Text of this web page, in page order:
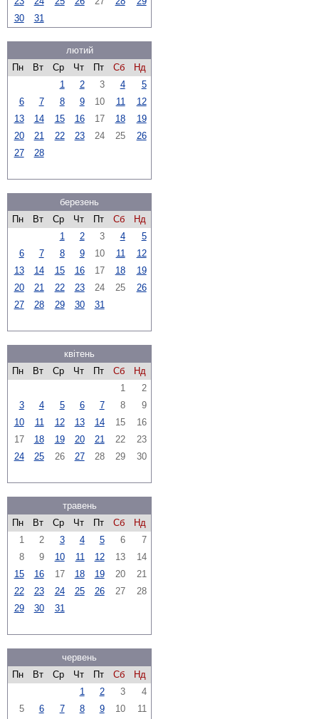
30
31
лютий
Пн
Вт Ср Чт Пт Сб
Нд
1
2 3 4
5
6
7 8 9 10 11
12
13
14 15 16 17 18
19
20
21 22 23 24 25
26
27
28
березень
Пн
Вт Ср Чт Пт Сб
Нд
1
2 3 4
5
6
7 8 9 10 11
12
13
14 15 16 17 18
19
20
21 22 23 24 25
26
27
28 29 30 31
квітень
Пн
Вт Ср Чт Пт Сб
Нд
1
2
3
4 5 6 7 8
9
10
11 12 13 14 15
16
17
18 19 20 21 22
23
24
25 26 27 28 29 30
травень
Пн
Вт Ср Чт Пт Сб
Нд
1
2 3 4 5 6
7
8
9 10 11 12 13
14
15
16 17 18 19 20
21
22
23 24 25 26 27
28
29
30 31
червень
Пн
Вт Ср Чт Пт Сб
Нд
1
2 3
4
5
6 7 8 9 10
11